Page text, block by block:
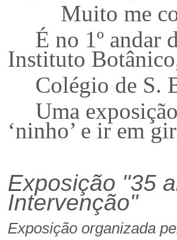
Muito me
É no 1º andar
Instituto
Colégio de S.
Uma
‘ninho’ e ir em
Exposição "35
Intervenção"
Exposição organizada